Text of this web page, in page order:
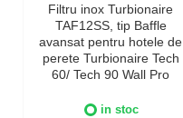
Filtru inox Turbionaire
TAF12SS, tip Baffle
avansat pentru hotele de
perete Turbionaire Tech
60/ Tech 90 Wall Pro
in stoc